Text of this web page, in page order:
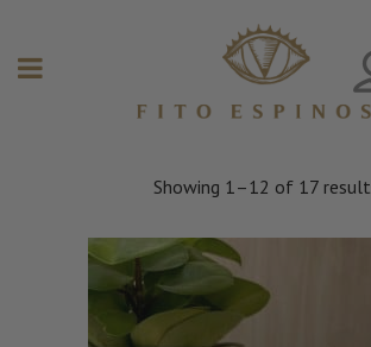
Showing 1–12 of 17